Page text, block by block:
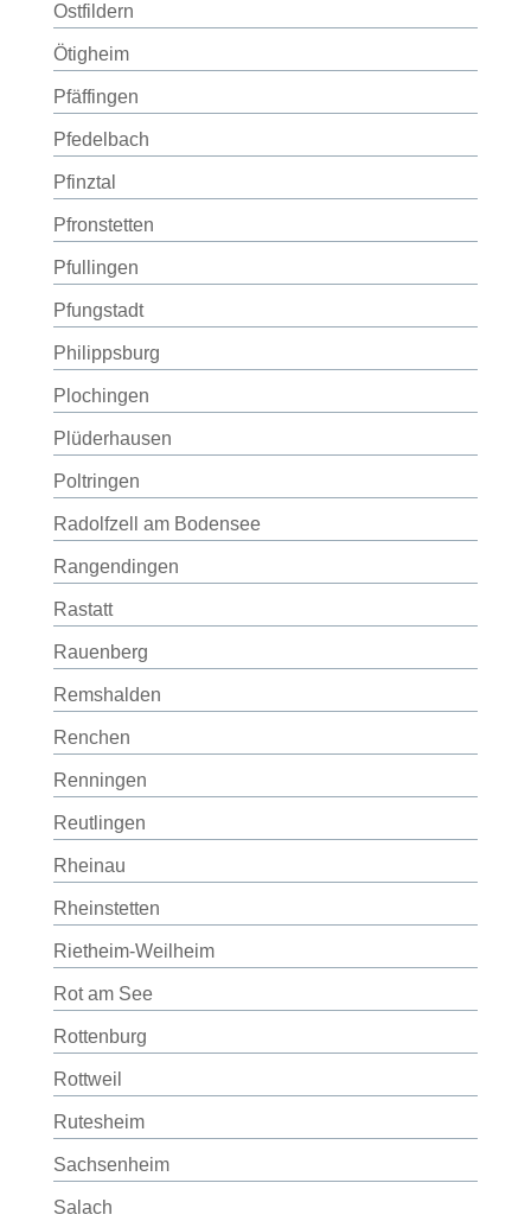
Ostfildern
Ötigheim
Pfäffingen
Pfedelbach
Pfinztal
Pfronstetten
Pfullingen
Pfungstadt
Philippsburg
Plochingen
Plüderhausen
Poltringen
Radolfzell am Bodensee
Rangendingen
Rastatt
Rauenberg
Remshalden
Renchen
Renningen
Reutlingen
Rheinau
Rheinstetten
Rietheim-Weilheim
Rot am See
Rottenburg
Rottweil
Rutesheim
Sachsenheim
Salach